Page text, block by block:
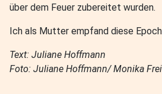
über dem Feuer zubereitet wurden.
Ich als Mutter empfand diese
Text: Juliane Hoffmann
Foto: Juliane Hoffmann/ Monika